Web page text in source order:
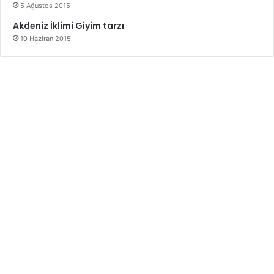
5 Ağustos 2015
Akdeniz İklimi Giyim tarzı
10 Haziran 2015